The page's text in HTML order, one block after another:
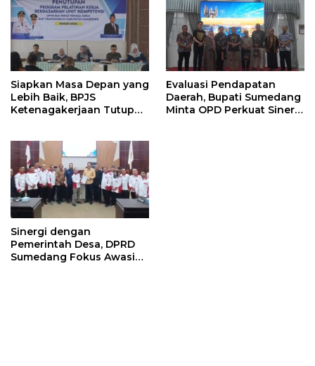
Siapkan Masa Depan yang
Lebih Baik, BPJS
Ketenagakerjaan Tutup
Evaluasi Pendapatan
Daerah, Bupati Sumedang
Minta OPD Perkuat Sinergi
Sinergi dengan
Pemerintah Desa, DPRD
Sumedang Fokus Awasi